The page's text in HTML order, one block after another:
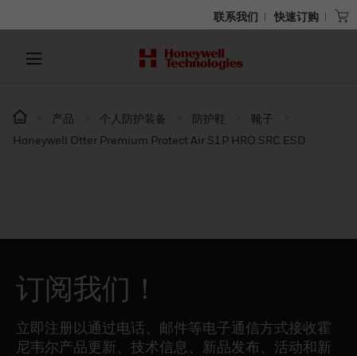
联系我们 快速订购
产品 个人防护装备 防护鞋
靴子
Honeywell Otter Premium Protect Air S1P HRO SRC ESD
订阅我们！
立即注册以通过电话、邮件等电子通信方式接收霍
尼韦尔产品更新、技术信息、新品发布、活动和新